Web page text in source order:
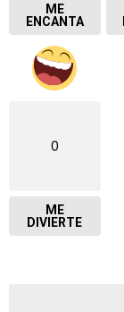
ME
ENCANTA
0
ME
DIVIERTE